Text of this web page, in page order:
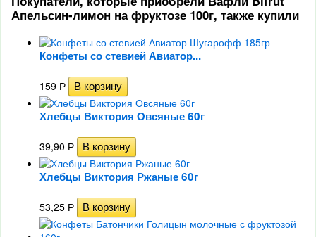
Апельсин-лимон на фруктозе 100г, также купили
Конфеты со стевией Авиатор...
159 Р
Хлебцы Виктория Овсяные 60г
39,90 Р
Хлебцы Виктория Ржаные 60г
53,25 Р